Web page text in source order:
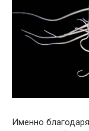
Именно